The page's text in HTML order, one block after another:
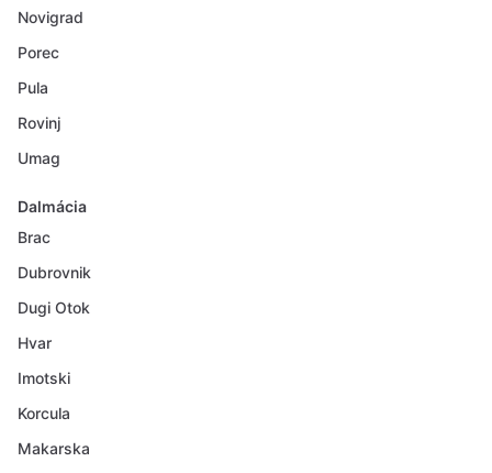
Novigrad
Porec
Pula
Rovinj
Umag
Dalmácia
Brac
Dubrovnik
Dugi Otok
Hvar
Imotski
Korcula
Makarska